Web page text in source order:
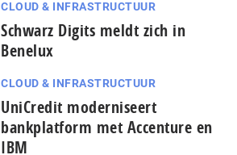
CLOUD & INFRASTRUCTUUR
Schwarz Digits meldt zich in
Benelux
CLOUD & INFRASTRUCTUUR
UniCredit moderniseert
bankplatform met Accenture en
IBM